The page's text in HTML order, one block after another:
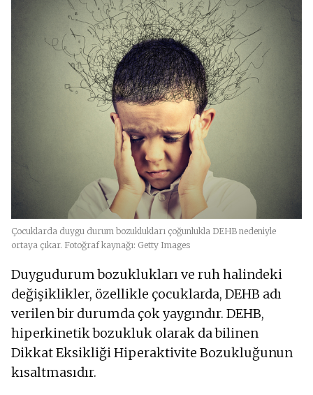
Çocuklarda duygu durum bozuklukları çoğunlukla DEHB nedeniyle
ortaya çıkar. Fotoğraf kaynağı: Getty Images
Duygudurum bozuklukları ve ruh halindeki
değişiklikler, özellikle çocuklarda, DEHB adı
verilen bir durumda çok yaygındır. DEHB,
hiperkinetik bozukluk olarak da bilinen
Dikkat Eksikliği Hiperaktivite Bozukluğunun
kısaltmasıdır.